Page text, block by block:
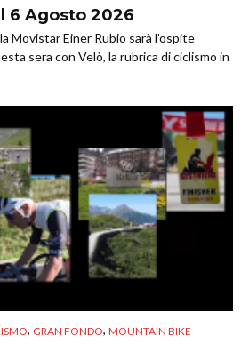
6 Agosto 2026
Movistar Einer Rubio sarà l’ospite
sera con Velò, la rubrica di ciclismo in
, GRAN FONDO, MOUNTAIN BIKE